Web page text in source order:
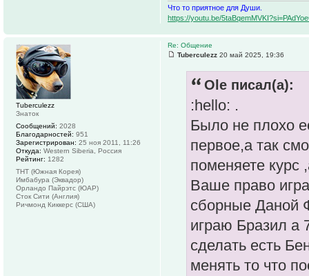
Что то приятное для Души.
https://youtu.be/
Re: Общение
Tuberculezz 20 май 2025, 19:36
Ole писал(а):
:hello: .
Было не плохо
первое,а так
поменяете курс
Ваше право
сборные Даной
играю Бразил а
сделать есть
менять то что
Tuberculezz
Знаток
Сообщений: 2028
Благодарностей: 951
Зарегистрирован: 25 ноя 2011, 11:26
Откуда: Western Siberia, Россия
Рейтинг: 1282
ТНТ (Южная Корея)
Имбабура (Эквадор)
Орландо Пайрэтс (ЮАР)
Сток Сити (Англия)
Ричмонд Киккерс (США)